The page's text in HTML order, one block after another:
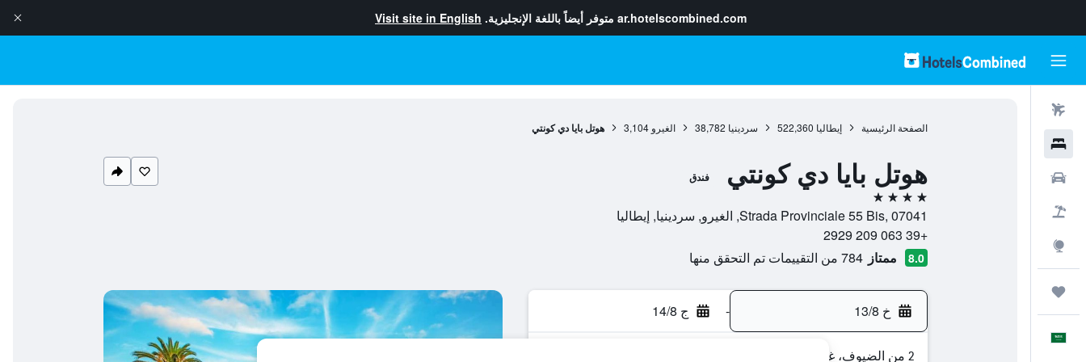
ar.hotelscombined.com متوفر أيضاً باللغة الإنجليزية. Visit site in English
الصفحة الرئيسية إيطاليا 522,360 سردينيا 38,782 الغيرو 3,104 هوتل بايا دي كونتي
هوتل بايا دي كونتي فندق
4 نجوم
Strada Provinciale 55 Bis, 07041, الغيرو, سردينيا, إيطاليا
+39 063 209 2929
8.0 ممتاز 784 من التقييمات تم التحقق منها
خ 13/8 - ج 14/8
2 من الضيوف، غرفة واحدة